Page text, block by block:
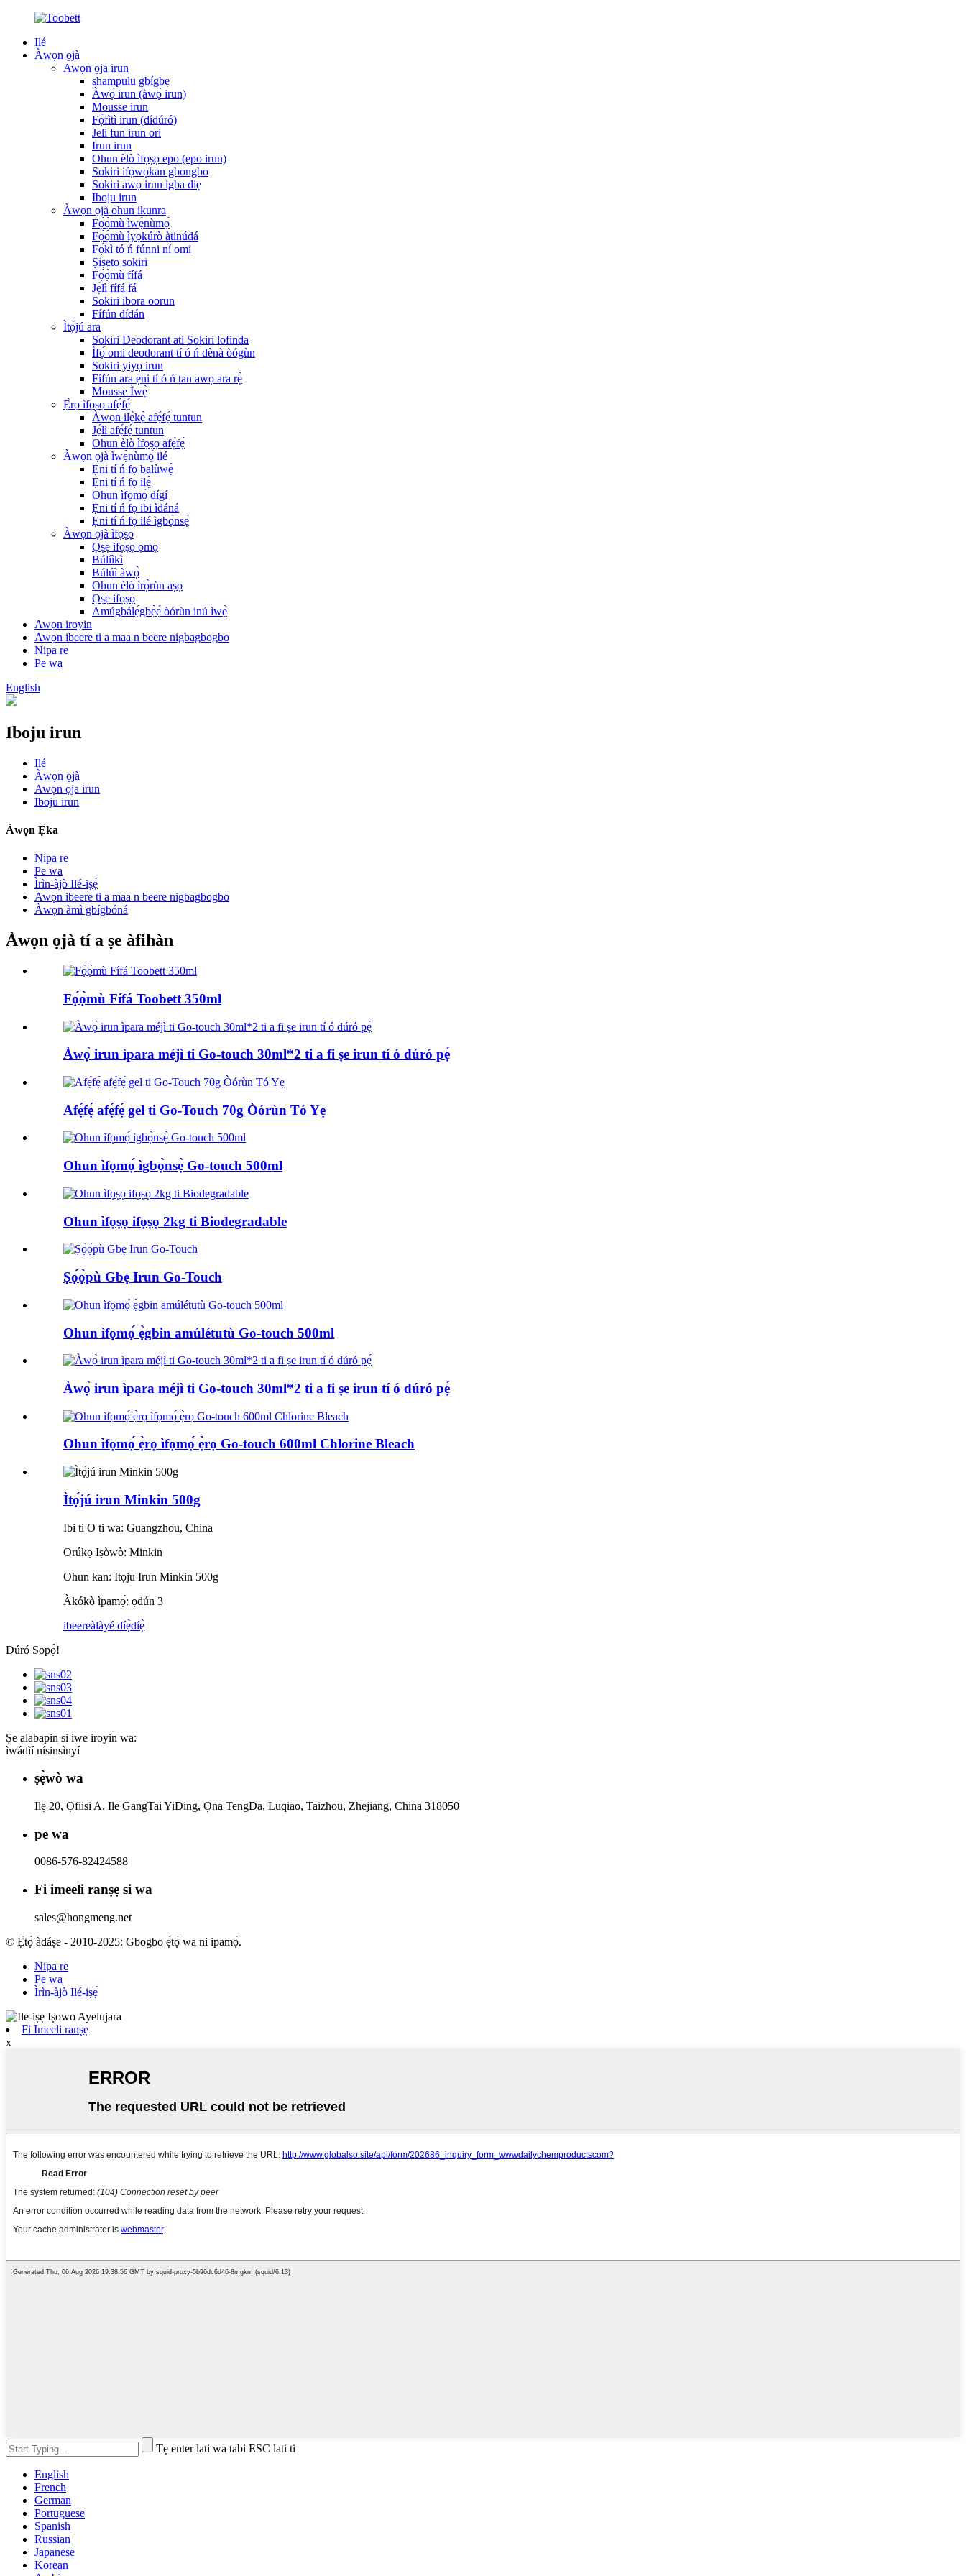
Ilé
Àwọn ọjà
Awọn ọja irun
shampulu gbígbẹ
Àwọ̀ irun (àwọ̀ irun)
Mousse irun
Fọ́fìtì irun (dídúró)
Jeli fun irun ori
Irun irun
Ohun èlò ìfọṣọ epo (epo irun)
Sokiri ifọwọkan gbongbo
Sokiri awọ irun igba diẹ
Iboju irun
Àwọn ọjà ohun ikunra
Fọ́ọ̀mù ìwẹ̀nùmọ́
Fọ́ọ̀mù ìyọkúrò àtinúdá
Fọ́kì tó ń fúnni ní omi
Ṣiṣeto sokiri
Fọ́ọ̀mù fífá
Jẹ́lì fífá fá
Sokiri ibora oorun
Fífún dídán
Ìtọ́jú ara
Sokiri Deodorant ati Sokiri lofinda
Ìfọ́ omi deodorant tí ó ń dènà òógùn
Sokiri yiyọ irun
Fífún ara ẹni tí ó ń tan awọ ara rẹ̀
Mousse Ìwẹ̀
Ẹ̀rọ ìfọṣọ afẹ́fẹ́
Àwọn ilẹ̀kẹ̀ afẹ́fẹ́ tuntun
Jẹ́lì afẹ́fẹ́ tuntun
Ohun èlò ìfọṣọ afẹ́fẹ́
Àwọn ọjà ìwẹ̀nùmọ́ ilé
Ẹni tí ń fọ balùwẹ̀
Ẹni tí ń fọ ilẹ̀
Ohun ìfọmọ́ dígí
Ẹni tí ń fọ ibi ìdáná
Ẹni tí ń fọ ilé ìgbọ̀nsẹ̀
Àwọn ọjà ìfọṣọ
Ọṣẹ ifọṣọ ọmọ
Búlíìkì
Búlúì àwọ̀
Ohun èlò ìrọ̀rùn aṣọ
Ọṣẹ ifọṣọ
Amúgbálẹ́gbẹ̀ẹ́ òórùn inú ìwẹ̀
Awọn iroyin
Awọn ibeere ti a maa n beere nigbagbogbo
Nipa re
Pe wa
English
Iboju irun
Ilé
Àwọn ọjà
Awọn ọja irun
Iboju irun
Àwọn Ẹ̀ka
Nipa re
Pe wa
Ìrìn-àjò Ilé-iṣẹ́
Awọn ibeere ti a maa n beere nigbagbogbo
Àwọn àmì gbígbóná
Àwọn ọjà tí a ṣe àfihàn
Fọ́ọ̀mù Fífá Toobett 350ml
Àwọ̀ irun ìpara méjì ti Go-touch 30ml*2 ti a fi ṣe irun tí ó dúró pẹ́
Afẹ́fẹ́ afẹ́fẹ́ gel ti Go-Touch 70g Òórùn Tó Yẹ
Ohun ìfọmọ́ ìgbọ̀nsẹ̀ Go-touch 500ml
Ohun ìfọṣọ ifọṣọ 2kg ti Biodegradable
Ṣọ́ọ̀pù Gbẹ Irun Go-Touch
Ohun ìfọmọ́ ẹ̀gbin amúlétutù Go-touch 500ml
Àwọ̀ irun ìpara méjì ti Go-touch 30ml*2 ti a fi ṣe irun tí ó dúró pẹ́
Ohun ìfọmọ́ ẹ̀rọ ìfọmọ́ ẹ̀rọ Go-touch 600ml Chlorine Bleach
Ìtọ́jú irun Minkin 500g
Ibi ti O ti wa: Guangzhou, China
Orúkọ Iṣòwò: Minkin
Ohun kan: Itọju Irun Minkin 500g
Àkókò ìpamọ́: ọdún 3
ibeereàlàyé díẹ̀díẹ̀
Dúró Sopọ̀!
Ṣe alabapin si iwe iroyin wa:
ìwádìí nísinsìnyí
ṣẹ̀wò wa
Ilẹ 20, Ọfiisi A, Ile GangTai YiDing, Ọna TengDa, Luqiao, Taizhou, Zhejiang, China 318050
pe wa
0086-576-82424588
Fi imeeli ranṣẹ si wa
sales@hongmeng.net
© Ẹ̀tọ́ àdáṣe - 2010-2025: Gbogbo ẹ̀tọ́ wa ni ipamọ́.
Nipa re
Pe wa
Ìrìn-àjò Ilé-iṣẹ́
Fi Imeeli ranṣẹ
x
Tẹ enter lati wa tabi ESC lati ti
English
French
German
Portuguese
Spanish
Russian
Japanese
Korean